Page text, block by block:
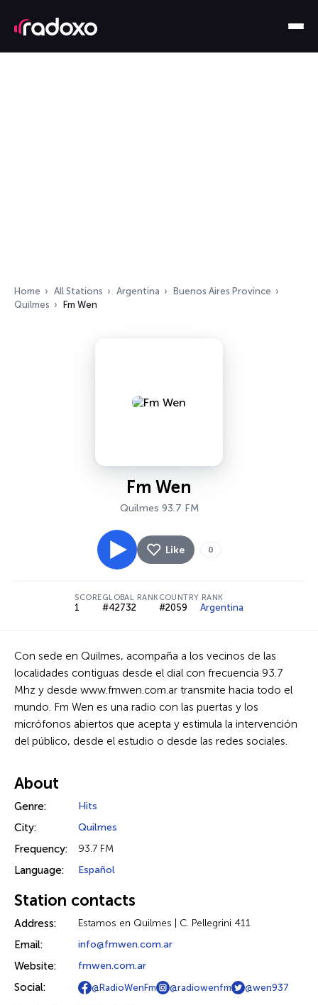
Home All Stations Argentina
Buenos Aires Province
Quilmes
Fm Wen
Fm Wen
Quilmes 93.7 FM
Like 0
SCORE
1
GLOBAL RANK
#42732
COUNTRY RANK
#2059 Argentina
Con sede en Quilmes, acompaña a los vecinos de las
localidades contiguas desde el dial con frecuencia 93.7
Mhz y desde www.fmwen.com.ar transmite hacia todo el
mundo. Fm Wen es una radio con las puertas y los
micrófonos abiertos que acepta y estimula la intervención
del público, desde el estudio o desde las redes sociales.
About
Genre: Hits
City: Quilmes
Frequency: 93.7 FM
Language: Español
Station contacts
Address: Estamos en Quilmes | C. Pellegrini 411
Email: info@fmwen.com.ar
Website: fmwen.com.ar
Social: @RadioWenFm @radiowenfm @wen937